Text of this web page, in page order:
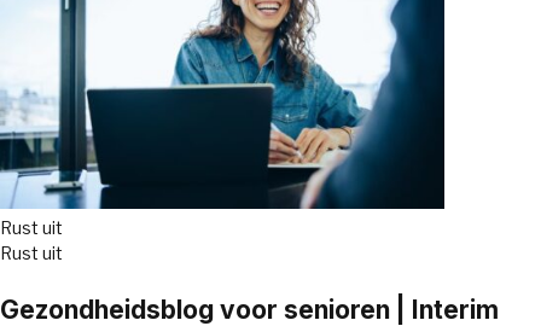
Rust uit
Rust uit
Gezondheidsblog voor senioren | Interim